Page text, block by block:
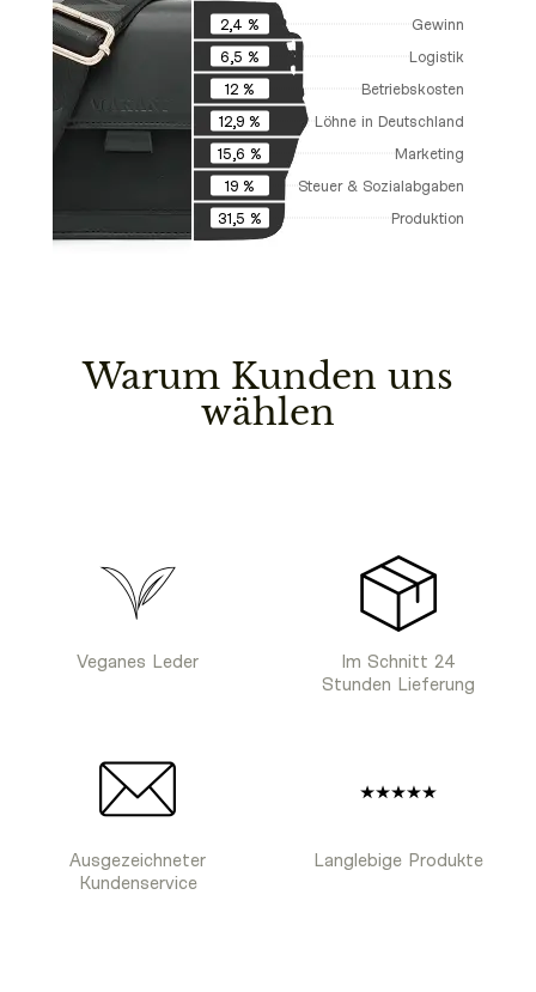
2,4 %
Gewinn
6,5 %
Logistik
12 %
Betriebskosten
12,9 %
Löhne in Deutschland
15,6 %
Marketing
19 %
Steuer & Sozialabgaben
31,5 %
Produktion
Warum Kunden uns
wählen
Veganes Leder
Im Schnitt 24
Stunden Lieferung
Ausgezeichneter
Kundenservice
Langlebige Produkte